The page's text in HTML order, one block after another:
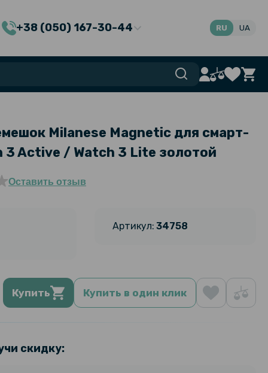
+38 (050) 167-30-44 RU UA
Milanese Magnetic для смарт-
3 Active / Watch 3 Lite золотой
Оставить отзыв
Артикул: 34758
Купить Купить в один клик
скидку: